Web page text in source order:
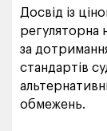
Досвід із
регуляторна
за
стандартів
обмежень.